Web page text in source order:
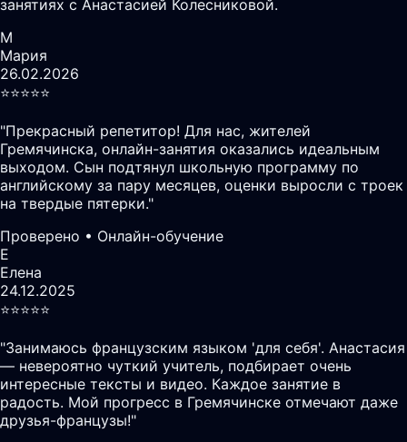
занятиях с Анастасией Колесниковой.
М
Мария
26.02.2026
⭐️⭐️⭐️⭐️⭐️
"Прекрасный репетитор! Для нас, жителей
Гремячинска, онлайн-занятия оказались идеальным
выходом. Сын подтянул школьную программу по
английскому за пару месяцев, оценки выросли с троек
на твердые пятерки."
Проверено • Онлайн-обучение
Е
Елена
24.12.2025
⭐️⭐️⭐️⭐️⭐️
"Занимаюсь французским языком 'для себя'. Анастасия
— невероятно чуткий учитель, подбирает очень
интересные тексты и видео. Каждое занятие в
радость. Мой прогресс в Гремячинске отмечают даже
друзья-французы!"